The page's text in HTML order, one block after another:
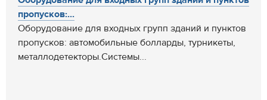
пропусков:...
Оборудование для входных групп зданий и пунктов
пропусков: автомобильные болларды, турникеты,
металлодетекторы.Системы...